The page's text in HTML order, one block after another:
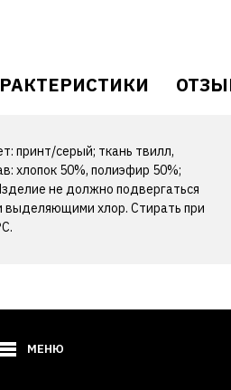
принт/серый; ткань твилл,
хлопок 50%, полиэфир 50%;
не должно подвергаться
хлор. Стирать при
МЕНЮ